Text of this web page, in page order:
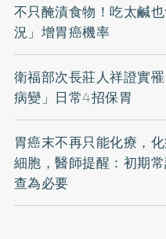
不只醃漬食物！吃太鹹
況」增胃癌機率
衛福部次長莊人祥證實
病變」日常4招保胃
胃癌末不再只能化療，
細胞，醫師提醒：初期
查為必要